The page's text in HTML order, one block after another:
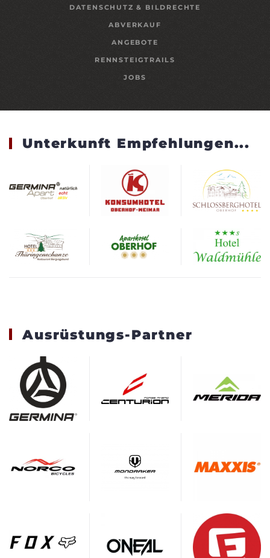
DATENSCHUTZ & BILDRECHTE
ABVERKAUF
ANGEBOTE
RENNSTEIGTRAILS
JOBS
Unterkunft Empfehlungen...
Ausrüstungs-Partner